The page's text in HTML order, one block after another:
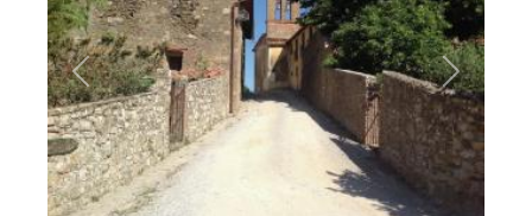
Zurück Weiter